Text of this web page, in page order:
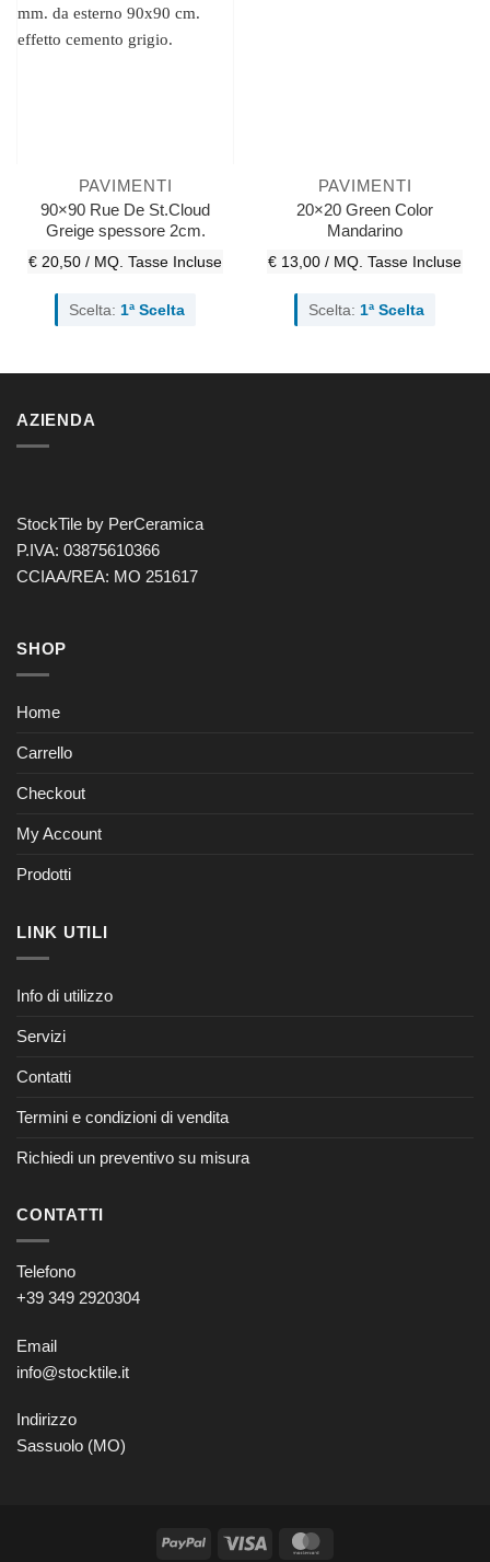
PAVIMENTI
90×90 Rue De St.Cloud
Greige spessore 2cm.
€ 20,50 / MQ. Tasse Incluse
Scelta: 1ª Scelta
PAVIMENTI
20×20 Green Color
Mandarino
€ 13,00 / MQ. Tasse Incluse
Scelta: 1ª Scelta
AZIENDA
StockTile by PerCeramica
P.IVA: 03875610366
CCIAA/REA: MO 251617
SHOP
Home
Carrello
Checkout
My Account
Prodotti
LINK UTILI
Info di utilizzo
Servizi
Contatti
Termini e condizioni di vendita
Richiedi un preventivo su misura
CONTATTI
Telefono
+39 349 2920304
Email
info@stocktile.it
Indirizzo
Sassuolo (MO)